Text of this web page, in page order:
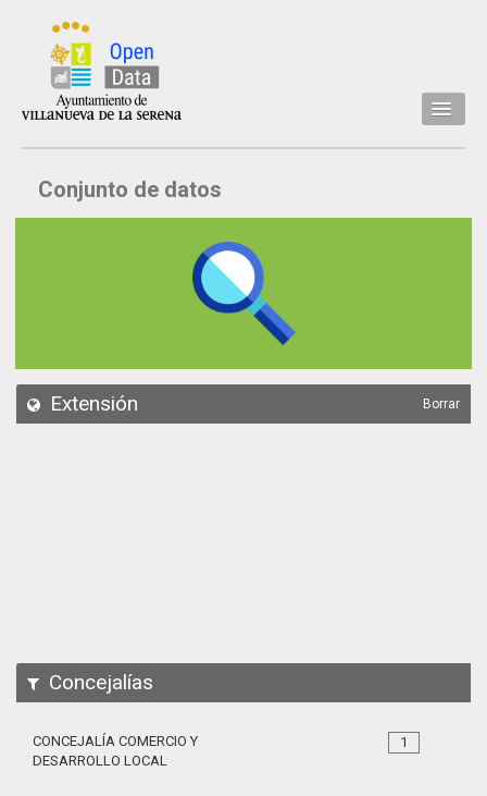
Inicio
Datos
API
Conjunto de datos
Extensión Borrar
Concejalías
1
CONCEJALÍA COMERCIO Y
DESARROLLO LOCAL